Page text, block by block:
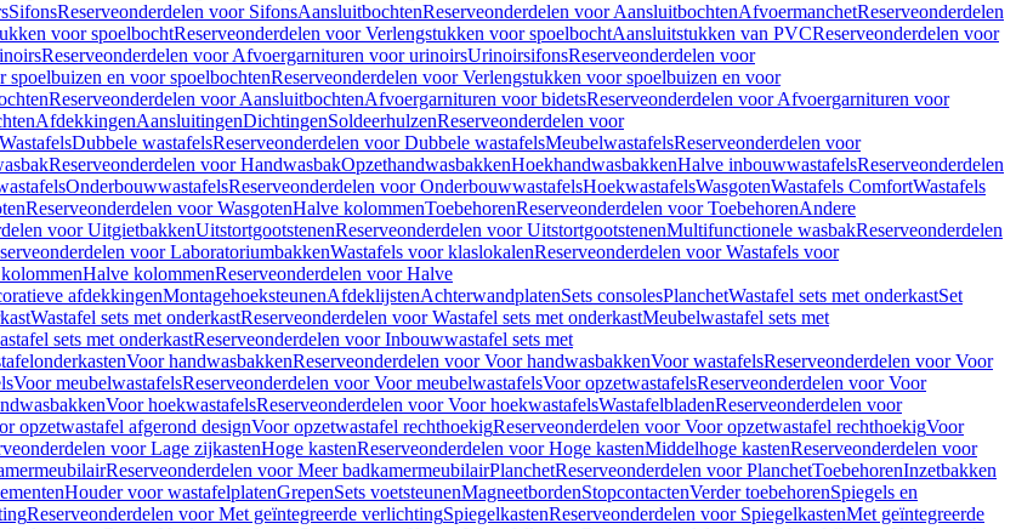
SifonsReserveonderdelen voor SifonsAansluitbochtenReserveonderdelen voor AansluitbochtenAfvoermanchetReserveonderdelen
voor spoelbochtReserveonderdelen voor Verlengstukken voor spoelbochtAansluitstukken van PVCReserveonderdelen voor
Reserveonderdelen voor Afvoergarnituren voor urinoirsUrinoirsifonsReserveonderdelen voor
spoelbuizen en voor spoelbochtenReserveonderdelen voor Verlengstukken voor spoelbuizen en voor
Reserveonderdelen voor AansluitbochtenAfvoergarnituren voor bidetsReserveonderdelen voor Afvoergarnituren voor
AfdekkingenAansluitingenDichtingenSoldeerhulzenReserveonderdelen voor
Dubbele wastafelsReserveonderdelen voor Dubbele wastafelsMeubelwastafelsReserveonderdelen voor
Reserveonderdelen voor HandwasbakOpzethandwasbakkenHoekhandwasbakkenHalve inbouwwastafelsReserveonderdelen
OnderbouwwastafelsReserveonderdelen voor OnderbouwwastafelsHoekwastafelsWasgotenWastafels ComfortWastafels
Reserveonderdelen voor WasgotenHalve kolommenToebehorenReserveonderdelen voor ToebehorenAndere
voor UitgietbakkenUitstortgootstenenReserveonderdelen voor UitstortgootstenenMultifunctionele wasbakReserveonderdelen
voor LaboratoriumbakkenWastafels voor klaslokalenReserveonderdelen voor Wastafels voor
Halve kolommenReserveonderdelen voor Halve
afdekkingenMontagehoeksteunenAfdeklijstenAchterwandplatenSets consolesPlanchetWastafel sets met onderkastSet
Wastafel sets met onderkastReserveonderdelen voor Wastafel sets met onderkastMeubelwastafel sets met
sets met onderkastReserveonderdelen voor Inbouwwastafel sets met
Voor handwasbakkenReserveonderdelen voor Voor handwasbakkenVoor wastafelsReserveonderdelen voor Voor
Voor meubelwastafelsReserveonderdelen voor Voor meubelwastafelsVoor opzetwastafelsReserveonderdelen voor Voor
Voor hoekwastafelsReserveonderdelen voor Voor hoekwastafelsWastafelbladenReserveonderdelen voor
opzetwastafel afgerond designVoor opzetwastafel rechthoekigReserveonderdelen voor Voor opzetwastafel rechthoekigVoor
voor Lage zijkastenHoge kastenReserveonderdelen voor Hoge kastenMiddelhoge kastenReserveonderdelen voor
Reserveonderdelen voor Meer badkamermeubilairPlanchetReserveonderdelen voor PlanchetToebehorenInzetbakken
Houder voor wastafelplatenGrepenSets voetsteunenMagneetbordenStopcontactenVerder toebehorenSpiegels en
Reserveonderdelen voor Met geïntegreerde verlichtingSpiegelkastenReserveonderdelen voor SpiegelkastenMet geïntegreerde